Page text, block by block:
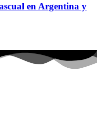
en Argentina y